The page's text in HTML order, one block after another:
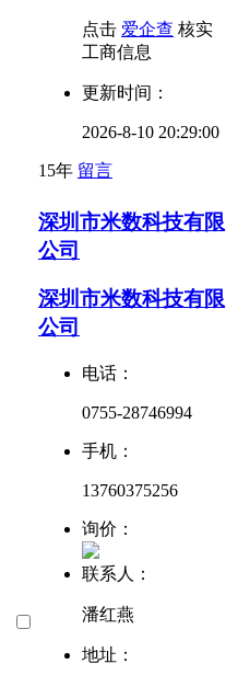
点击 爱企查 核实
工商信息
更新时间：
2026-8-10 20:29:00
15年 留言
深圳市米数科技有限
公司
深圳市米数科技有限
公司
电话：
0755-28746994
手机：
13760375256
询价：
联系人：
潘红燕
地址：